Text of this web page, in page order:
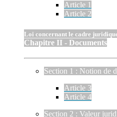
Article 1
Article 2
Loi concernant le cadre
Chapitre II - Documents
Section 1 : Notion de
Article 3
Article 4
Section 2 : Valeur